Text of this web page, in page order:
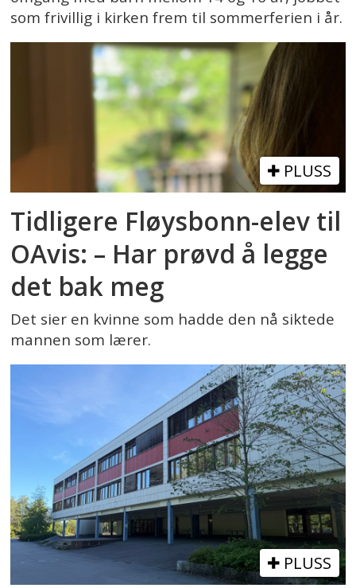
som frivillig i kirken frem til sommerferien i år.
PLUSS
Tidligere Fløysbonn-elev til
OAvis: – Har prøvd å legge
det bak meg
Det sier en kvinne som hadde den nå siktede
mannen som lærer.
PLUSS